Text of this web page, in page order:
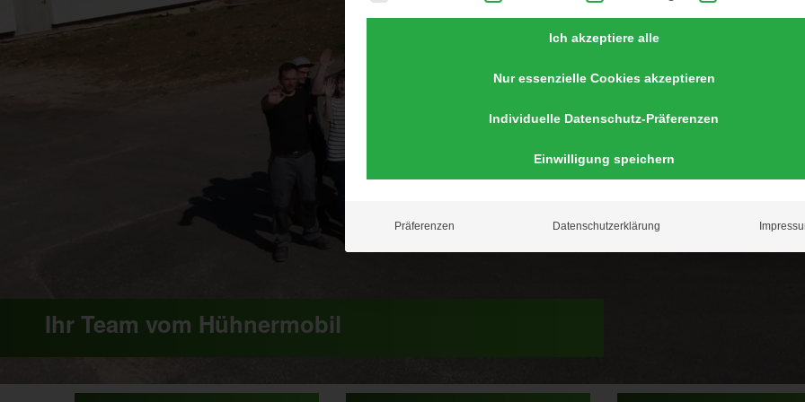
Ihr Team vom Hühnermobil
Ich akzeptiere alle
Nur essenzielle Cookies akzeptieren
Individuelle Datenschutz-Präferenzen
Einwilligung speichern
Präferenzen Datenschutzerklärung